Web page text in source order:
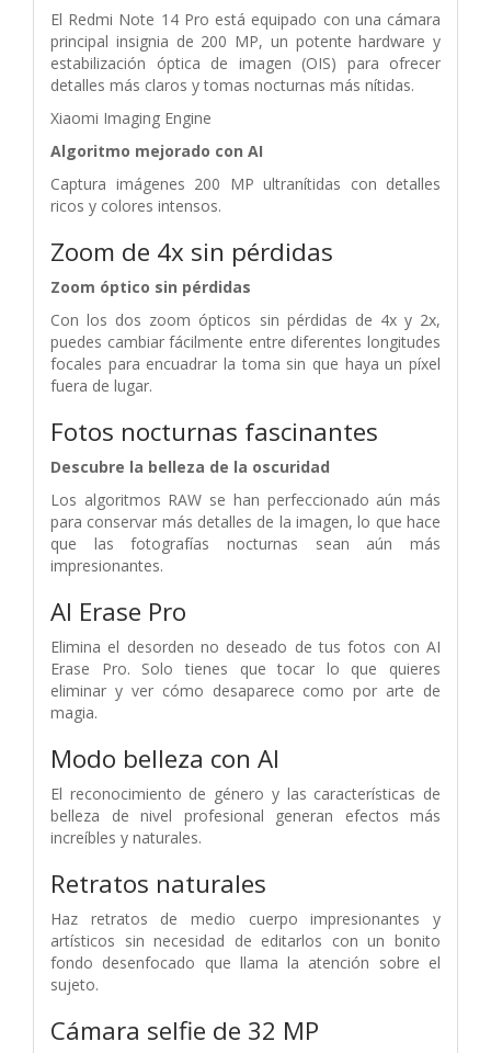
El Redmi Note 14 Pro está equipado con una cámara
principal insignia de 200 MP, un potente hardware y
estabilización óptica de imagen (OIS) para ofrecer
detalles más claros y tomas nocturnas más nítidas.
Xiaomi Imaging Engine
Algoritmo mejorado con AI
Captura imágenes 200 MP ultranítidas con detalles
ricos y colores intensos.
Zoom de 4x sin pérdidas
Zoom óptico sin pérdidas
Con los dos zoom ópticos sin pérdidas de 4x y 2x,
puedes cambiar fácilmente entre diferentes longitudes
focales para encuadrar la toma sin que haya un píxel
fuera de lugar.
Fotos nocturnas fascinantes
Descubre la belleza de la oscuridad
Los algoritmos RAW se han perfeccionado aún más
para conservar más detalles de la imagen, lo que hace
que las fotografías nocturnas sean aún más
impresionantes.
AI Erase Pro
Elimina el desorden no deseado de tus fotos con AI
Erase Pro. Solo tienes que tocar lo que quieres
eliminar y ver cómo desaparece como por arte de
magia.
Modo belleza con AI
El reconocimiento de género y las características de
belleza de nivel profesional generan efectos más
increíbles y naturales.
Retratos naturales
Haz retratos de medio cuerpo impresionantes y
artísticos sin necesidad de editarlos con un bonito
fondo desenfocado que llama la atención sobre el
sujeto.
Cámara selfie de 32 MP